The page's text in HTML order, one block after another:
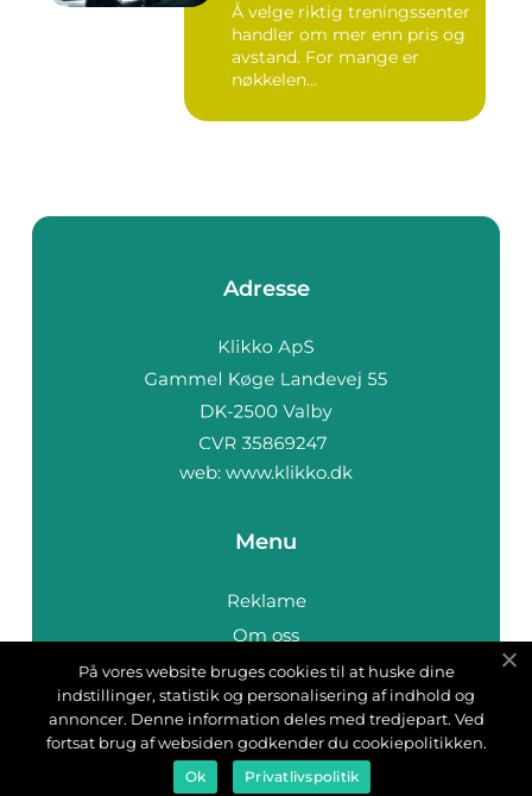
Å velge riktig treningssenter
handler om mer enn pris og
avstand. For mange er
nøkkelen...
Adresse
web: www.klikko.dk
Menu
Reklame
Om oss
Cookies
Kontakt Oss
Sitemap
På vores website bruges cookies til at huske dine
indstillinger, statistik og personalisering af indhold og
annoncer. Denne information deles med tredjepart. Ved
fortsat brug af websiden godkender du cookiepolitikken.
Ok Privatlivspolitik